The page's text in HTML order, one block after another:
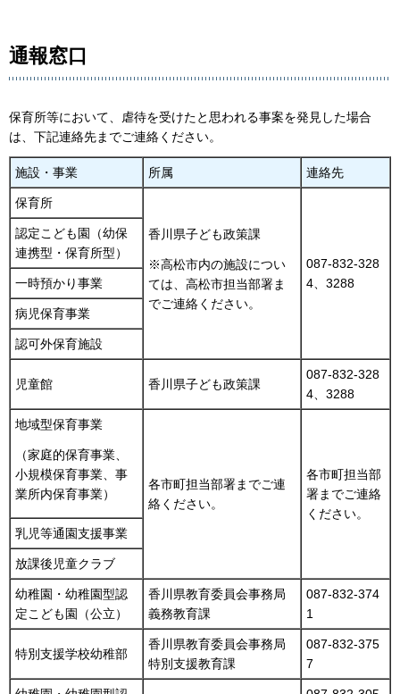
通報窓口
保育所等において、虐待を受けたと思われる事案を発見した場合
は、下記連絡先までご連絡ください。
施設・事業 所属 連絡先
保育所
香川県子ども政策課
※高松市内の施設につい
ては、高松市担当部署ま
でご連絡ください。
087-832-328
4、3288
認定こども園（幼保
連携型・保育所型）
一時預かり事業
病児保育事業
認可外保育施設
児童館 香川県子ども政策課
087-832-328
4、3288
地域型保育事業
（家庭的保育事業、
小規模保育事業、事
業所内保育事業）
各市町担当部署までご連
絡ください。
各市町担当部
署までご連絡
ください。
乳児等通園支援事業
放課後児童クラブ
幼稚園・幼稚園型認
定こども園（公立）
香川県教育委員会事務局
義務教育課
087-832-374
1
特別支援学校幼稚部
香川県教育委員会事務局
特別支援教育課
087-832-375
7